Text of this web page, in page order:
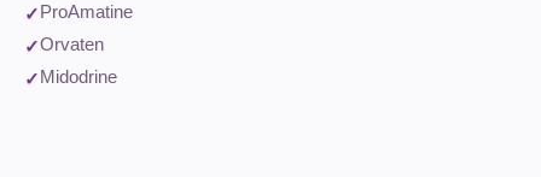
ProAmatine
Orvaten
Midodrine